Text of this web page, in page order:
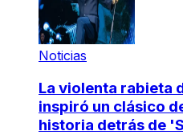
Noticias
La violenta rabieta
inspiró un clásico
historia detrás de